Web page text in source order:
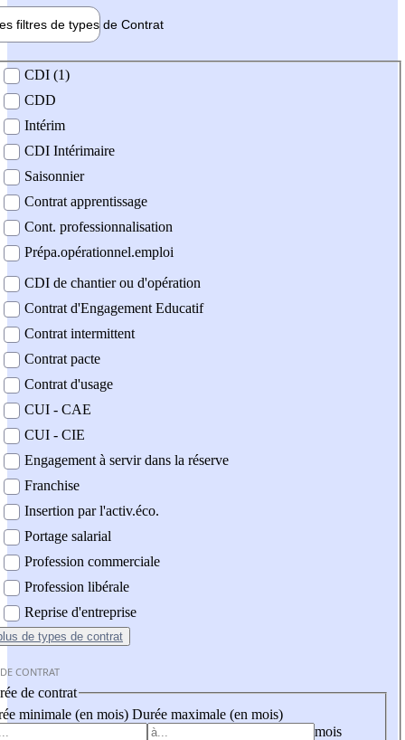
filtres de types de Contrat
contrat
CDI (1)
CDD
Intérim
CDI Intérimaire
Saisonnier
Contrat apprentissage
Cont. professionnalisation
Prépa.opérationnel.emploi
CDI de chantier ou d'opération
Contrat d'Engagement Educatif
Contrat intermittent
Contrat pacte
Contrat d'usage
CUI - CAE
CUI - CIE
Engagement à servir dans la réserve
Franchise
Insertion par l'activ.éco.
Portage salarial
Profession commerciale
Profession libérale
Reprise d'entreprise
de types de contrat
CONTRAT
de contrat
minimale (en mois) Durée maximale (en mois)
mois